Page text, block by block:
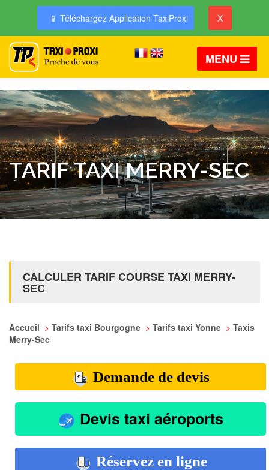
📱 Téléchargez Application TaxiProxi X
MENU
TARIF TAXI MERRY-SEC
CALCULER TARIF COURSE TAXI MERRY-
SEC
Accueil > Tarifs taxi Bourgogne > Tarifs taxi Yonne > Taxis
Merry-Sec
Demande de devis
Devis taxi aéroports
Réservez en ligne